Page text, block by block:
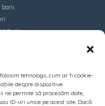
tehnologii, cum ar fi cookie-
despre dispozitive.
ne permite să procesăm date,
ID-uri unice pe acest site. Dacă
bani